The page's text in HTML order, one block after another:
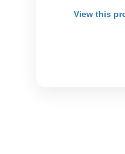
View this